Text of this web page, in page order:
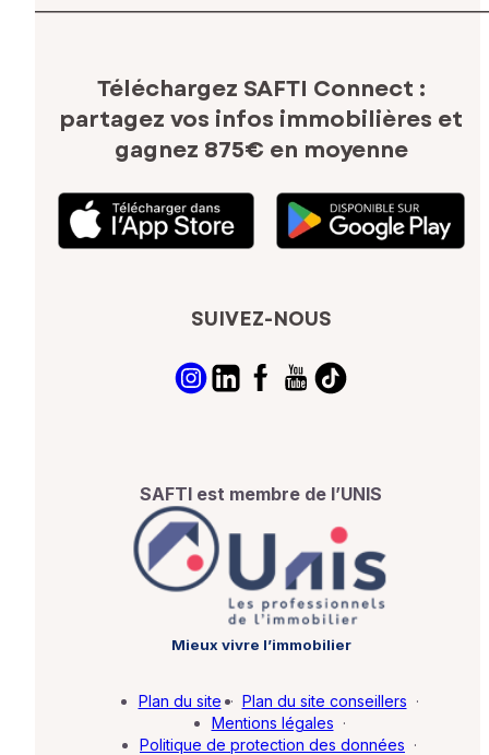
Téléchargez SAFTI Connect :
partagez vos infos immobilières et
gagnez 875€ en moyenne
SUIVEZ-NOUS
SAFTI est membre de l’UNIS
Mieux vivre l’immobilier
Plan du site · Plan du site conseillers ·
Mentions légales ·
Politique de protection des données ·